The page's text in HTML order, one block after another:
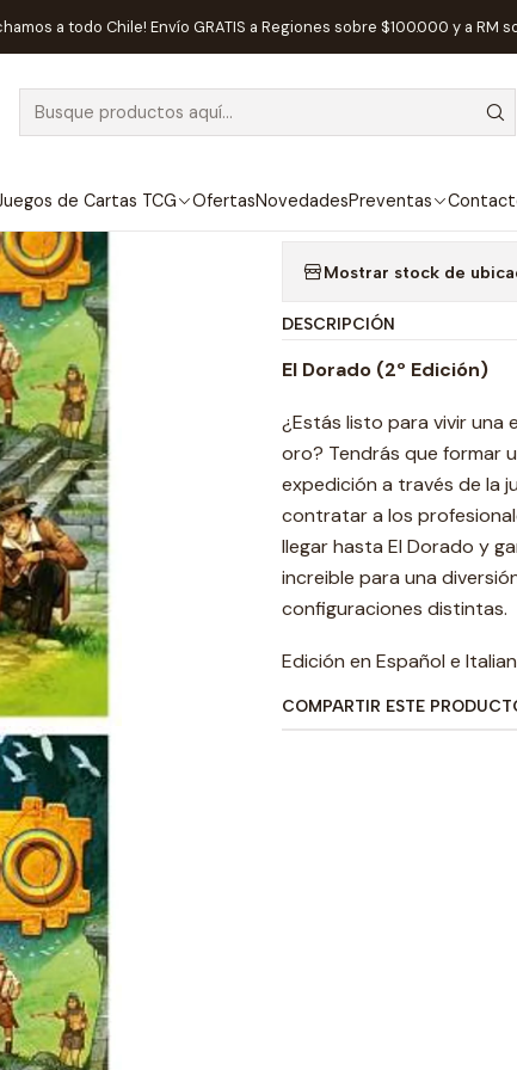
de Cartas TCG OfertasNovedadesPreventas
a todo Chile! Envío GRATIS a Regiones sobre $100.000 y a RM
de Mesa Editorial Ravensburger EL DORADO (2ª
AGOTADO EL
Agregar a la lista
Mostrar stock de
DESCRIPCIÓN
El Dorado (2º Edición)
¿Estás listo para vivir una
oro? Tendrás que formar
expedición a través de la
contratar a los
llegar hasta El Dorado y
increible para una
configuraciones distintas.
Edición en Español e
COMPARTIR ESTE